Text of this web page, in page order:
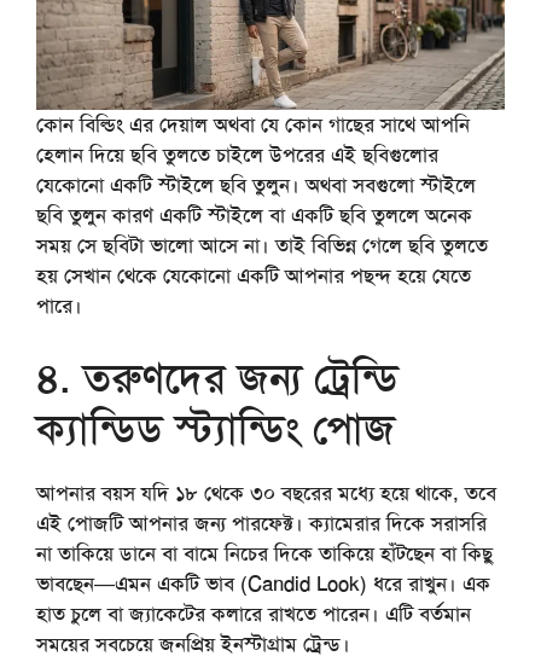
কোন বিল্ডিং এর দেয়াল অথবা যে কোন গাছের সাথে আপনি
হেলান দিয়ে ছবি তুলতে চাইলে উপরের এই ছবিগুলোর
যেকোনো একটি স্টাইলে ছবি তুলুন। অথবা সবগুলো স্টাইলে
ছবি তুলুন কারণ একটি স্টাইলে বা একটি ছবি তুললে অনেক
সময় সে ছবিটা ভালো আসে না। তাই বিভিন্ন গেলে ছবি তুলতে
হয় সেখান থেকে যেকোনো একটি আপনার পছন্দ হয়ে যেতে
পারে।
৪. তরুণদের জন্য ট্রেন্ডি
ক্যান্ডিড স্ট্যান্ডিং পোজ
আপনার বয়স যদি ১৮ থেকে ৩০ বছরের মধ্যে হয়ে থাকে, তবে
এই পোজটি আপনার জন্য পারফেক্ট। ক্যামেরার দিকে সরাসরি
না তাকিয়ে ডানে বা বামে নিচের দিকে তাকিয়ে হাঁটছেন বা কিছু
ভাবছেন—এমন একটি ভাব (Candid Look) ধরে রাখুন। এক
হাত চুলে বা জ্যাকেটের কলারে রাখতে পারেন। এটি বর্তমান
সময়ের সবচেয়ে জনপ্রিয় ইনস্টাগ্রাম ট্রেন্ড।